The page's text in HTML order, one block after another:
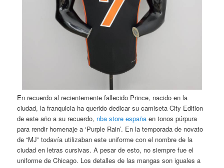
En recuerdo al recientemente fallecido Prince, nacido en la
ciudad, la franquicia ha querido dedicar su camiseta City Edition
de este año a su recuerdo, nba store españa en tonos púrpura
para rendir homenaje a ‘Purple Rain’. En la temporada de novato
de “MJ” todavía utilizaban este uniforme con el nombre de la
ciudad en letras cursivas. A pesar de esto, no siempre fue el
uniforme de Chicago. Los detalles de las mangas son iguales a